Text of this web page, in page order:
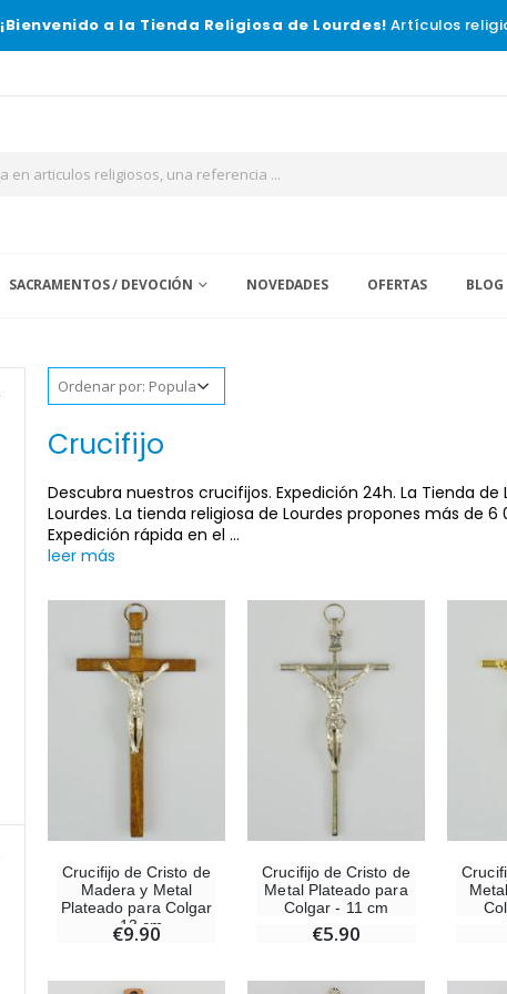
¡Bienvenido a la Tienda Religiosa de Lourdes! Artículos
SACRAMENTOS / DEVOCIÓN NOVEDADES OFERTAS BLOG
Crucifijo
Descubra nuestros crucifijos. Expedición 24h. La Tienda
Lourdes. La tienda religiosa de Lourdes propones más de
Expedición rápida en el ...
leer más
Crucifijo de Cristo de
Madera y Metal
Plateado para Colgar
- 13 cm
€9.90
Crucifijo de Cristo de
Metal Plateado para
Colgar - 11 cm
€5.90
-10%
€15.00 €13.50 €24.90